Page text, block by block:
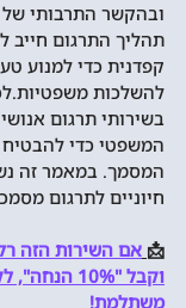
ובהקשר התרבותי של
תהליך התרגום חייב
קפדנית כדי למנוע
להשלכות
בשירותי תרגום
המשפטי כדי
המסמך. במאמר זה
חיוניים לתרגום
📩 אם השירות הזה
וקבל "10%
משתלמת!